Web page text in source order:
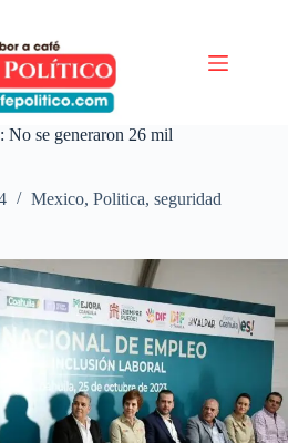
No se generaron 26 mil
Mexico, Politica, seguridad